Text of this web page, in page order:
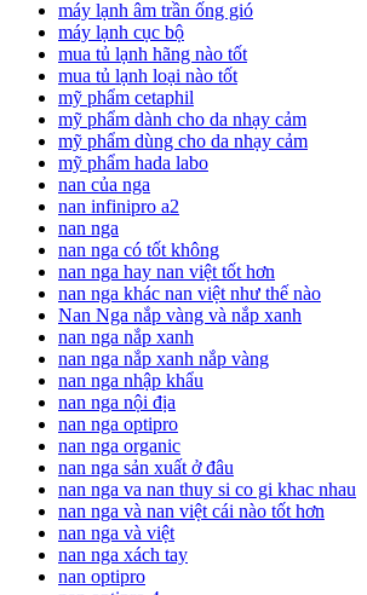
máy lạnh âm trần ống gió
máy lạnh cục bộ
mua tủ lạnh hãng nào tốt
mua tủ lạnh loại nào tốt
mỹ phẩm cetaphil
mỹ phẩm dành cho da nhạy cảm
mỹ phẩm dùng cho da nhạy cảm
mỹ phẩm hada labo
nan của nga
nan infinipro a2
nan nga
nan nga có tốt không
nan nga hay nan việt tốt hơn
nan nga khác nan việt như thế nào
Nan Nga nắp vàng và nắp xanh
nan nga nắp xanh
nan nga nắp xanh nắp vàng
nan nga nhập khẩu
nan nga nội địa
nan nga optipro
nan nga organic
nan nga sản xuất ở đâu
nan nga va nan thuy si co gi khac nhau
nan nga và nan việt cái nào tốt hơn
nan nga và việt
nan nga xách tay
nan optipro